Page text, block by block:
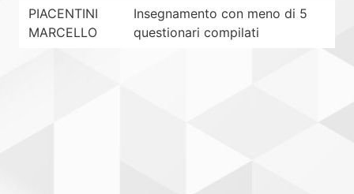
PIACENTINI
MARCELLO
Insegnamento con meno di 5
questionari compilati